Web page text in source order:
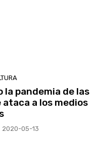
la pandemia de las
a los medios
2020-05-13